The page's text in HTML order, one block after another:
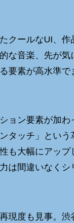
クールなUI、作
な音楽、先が気
要素が高水準で
ョン要素が加わ
タッチ」という
も大幅にアップ
は間違いなくシ
現度も見事。渋